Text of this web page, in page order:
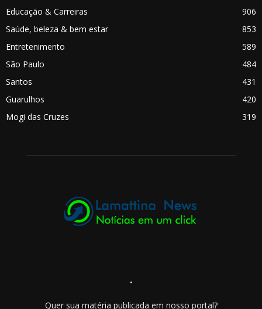
Educação & Carreiras
906
Saúde, beleza & bem estar
853
Entretenimento
589
São Paulo
484
Santos
431
Guarulhos
420
Mogi das Cruzes
319
.
Quer sua matéria publicada em nosso portal?